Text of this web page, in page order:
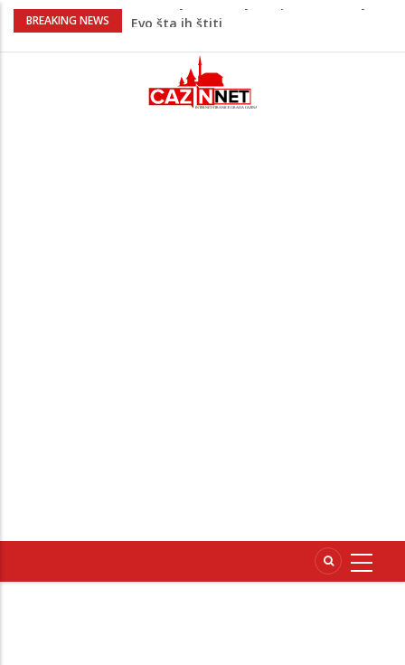
BREAKING NEWS
Krenuo u BiH sa 20 kilograma droge:
Juventus igra protiv Intera, Spaleti
razočarao navijače iz BiH
Užas: Uhapšen Italijan (45) kako